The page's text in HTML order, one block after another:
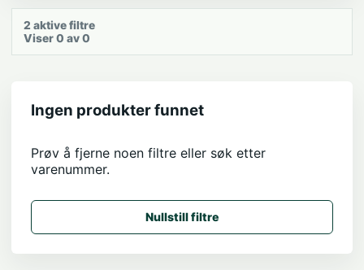
2 aktive filtre
Viser 0 av 0
Ingen produkter funnet
Prøv å fjerne noen filtre eller søk etter
varenummer.
Nullstill filtre